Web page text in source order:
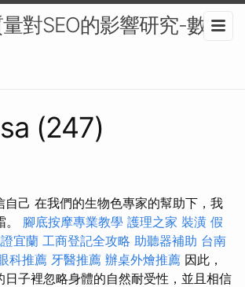
對SEO的影響研究-數位
(247)
自己 在我們的生物色專家的幫助下，我
。 腳底按摩專業教學 護理之家 裝潢 假
宜蘭 工商登記全攻略 助聽器補助 台南
科推薦 牙醫推薦 辦桌外燴推薦 因此，
日子裡忽略身體的自然耐受性，並且相信